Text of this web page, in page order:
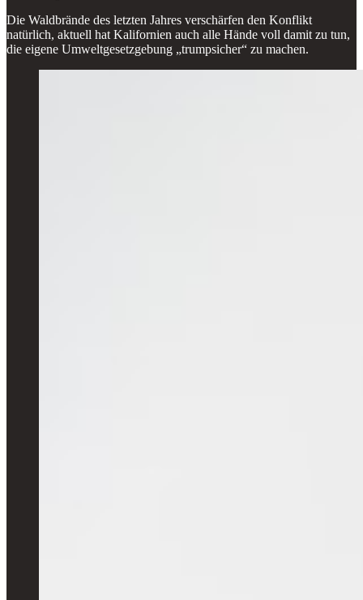
Die Waldbrände des letzten Jahres verschärfen den Konflikt
natürlich, aktuell hat Kalifornien auch alle Hände voll damit zu tun,
die eigene Umweltgesetzgebung „trumpsicher“ zu machen.